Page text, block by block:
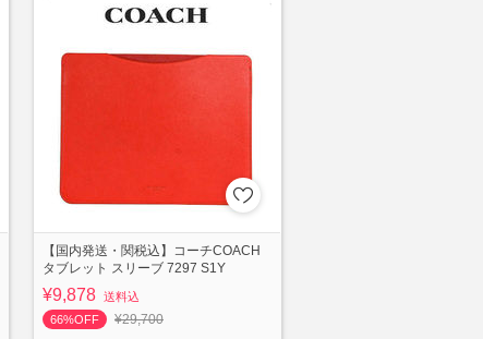
【国内発送・関税込】コーチCOACH
タブレット スリーブ 7297 S1Y
¥9,878 送料込
66%OFF
¥29,700